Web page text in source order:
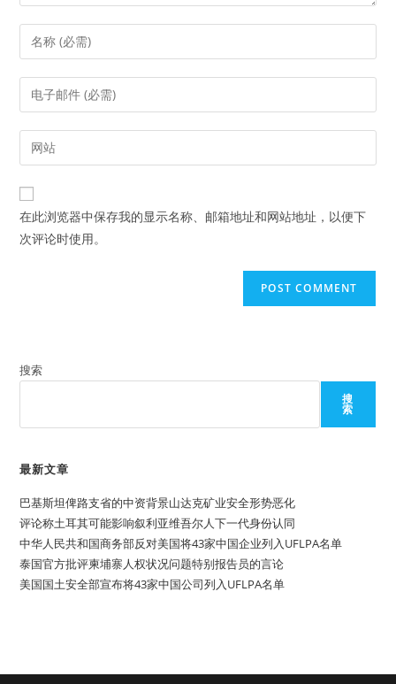
Enter
your
name
comment
Enter
your
email
address
comment
Enter
your
website
URL
(optional)
在此浏览器中保存我的显示名称、邮箱地址和网站地址，以便下
次评论时使用。
搜索
搜
索
最新文章
巴基斯坦俾路支省的中资背景山达克矿业安全形势恶化
评论称土耳其可能影响叙利亚维吾尔人下一代身份认同
中华人民共和国商务部反对美国将43家中国企业列入UFLPA名单
泰国官方批评柬埔寨人权状况问题特别报告员的言论
美国国土安全部宣布将43家中国公司列入UFLPA名单